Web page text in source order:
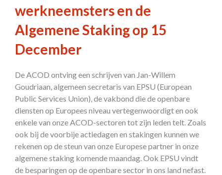
werkneemsters en de
Algemene Staking op 15
December
De ACOD ontving een schrijven van Jan-Willem
Goudriaan, algemeen secretaris van EPSU (European
Public Services Union), de vakbond die de openbare
diensten op Europees niveau vertegenwoordigt en ook
enkele van onze ACOD-sectoren tot zijn leden telt. Zoals
ook bij de voorbije actiedagen en stakingen kunnen we
rekenen op de steun van onze Europese partner in onze
algemene staking komende maandag. Ook EPSU vindt
de besparingen op de openbare sector in ons land nefast.